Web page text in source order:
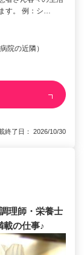
す。 例：シ…
院の近隣）
了日： 2026/10/30
理師・栄養士
載の仕事♪